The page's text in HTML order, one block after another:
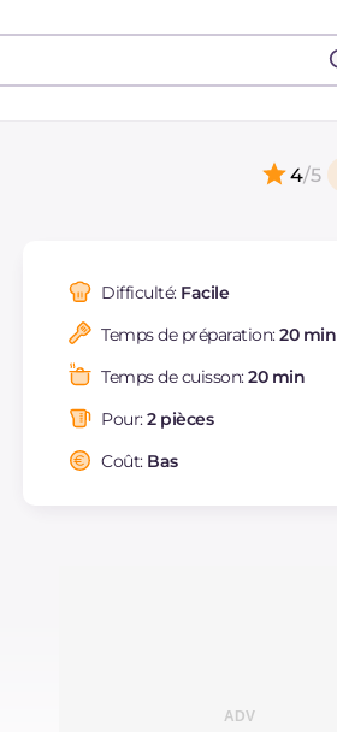
4/5
Difficulté: Facile
Temps de préparation:20 min
Temps de cuisson:20 min
Pour:2 pièces
Coût: Bas